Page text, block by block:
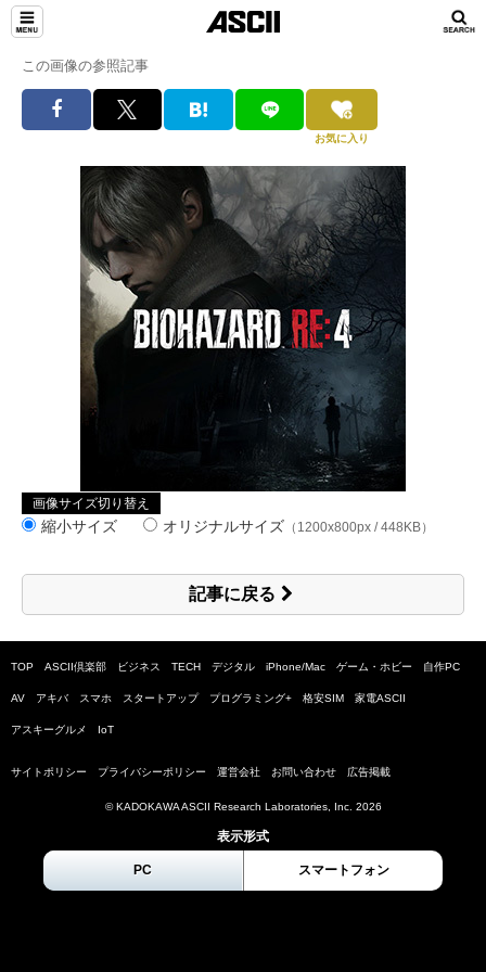
この画像の参照記事
お気に入り
画像サイズ切り替え
縮小サイズ オリジナルサイズ （1200x800px / 448KB）
記事に戻る
TOP ASCII倶楽部 ビジネス TECH デジタル iPhone/Mac ゲーム・ホビー 自作PC
AV アキバ スマホ スタートアップ プログラミング+ 格安SIM 家電ASCII
アスキーグルメ IoT
サイトポリシー プライバシーポリシー 運営会社 お問い合わせ 広告掲載
© KADOKAWA ASCII Research Laboratories, Inc. 2026
表示形式
PC スマートフォン